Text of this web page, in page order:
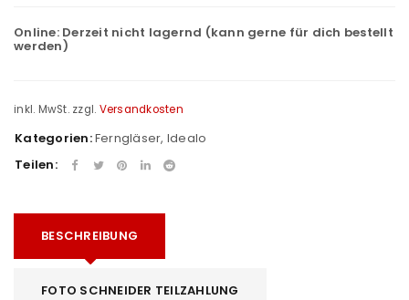
Online: Derzeit nicht lagernd (kann gerne für dich bestellt
werden)
inkl. MwSt. zzgl. Versandkosten
Kategorien:Ferngläser, Idealo
Teilen:
BESCHREIBUNG
FOTO SCHNEIDER TEILZAHLUNG